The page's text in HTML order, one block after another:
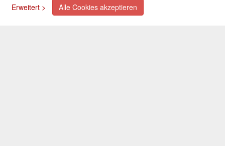
Erweitert >
Alle Cookies akzeptieren